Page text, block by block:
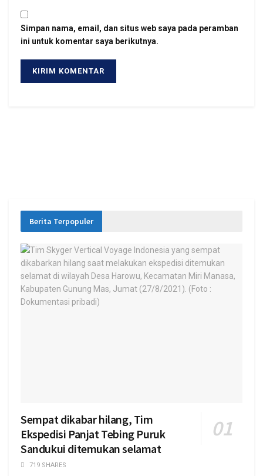
Simpan nama, email, dan situs web saya pada peramban
ini untuk komentar saya berikutnya.
Berita Terpopuler
Sempat dikabar hilang, Tim
Ekspedisi Panjat Tebing Puruk
Sandukui ditemukan selamat
719 SHARES